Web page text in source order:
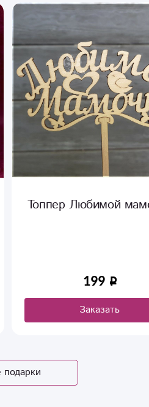
Топпер Любимой
199
Заказать
подарки